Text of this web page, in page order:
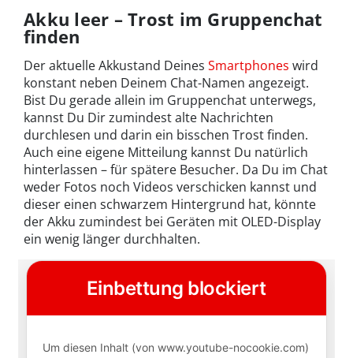
Akku leer – Trost im Gruppenchat
finden
Der aktuelle Akkustand Deines Smartphones wird
konstant neben Deinem Chat-Namen angezeigt.
Bist Du gerade allein im Gruppenchat unterwegs,
kannst Du Dir zumindest alte Nachrichten
durchlesen und darin ein bisschen Trost finden.
Auch eine eigene Mitteilung kannst Du natürlich
hinterlassen – für spätere Besucher. Da Du im Chat
weder Fotos noch Videos verschicken kannst und
dieser einen schwarzem Hintergrund hat, könnte
der Akku zumindest bei Geräten mit OLED-Display
ein wenig länger durchhalten.